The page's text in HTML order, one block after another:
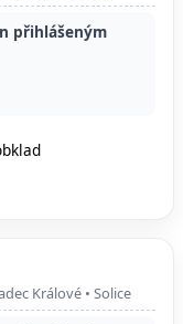
přihlášeným
Králové • Solice